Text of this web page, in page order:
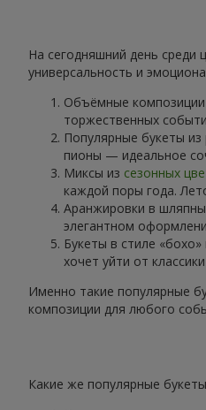
На сегодняшний день среди
универсальность и
Объёмные композиции
торжественных
Популярные букеты
пионы — идеальное
Миксы из сезонных
каждой поры года.
Аранжировки в
элегантном
Букеты в стиле
хочет уйти от
Именно такие популярные
композиции для любого
Какие же популярные